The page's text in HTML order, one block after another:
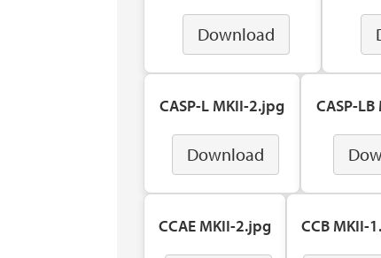
Download
CASP-L MKII-2.jpg
Download
CASP-
CCAE MKII-2.jpg CCB MKII-